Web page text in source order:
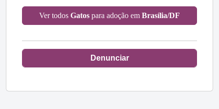
Ver todos Gatos para adoção em Brasília/DF
Denunciar